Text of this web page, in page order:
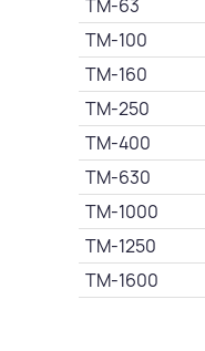
ТМ-63
ТМ-100
ТМ-160
ТМ-250
ТМ-400
ТМ-630
ТМ-1000
ТМ-1250
ТМ-1600